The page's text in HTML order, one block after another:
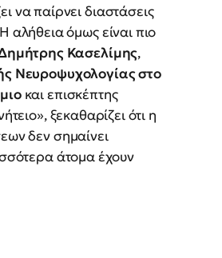
να παίρνει διαστάσεις
αλήθεια όμως είναι πιο
Κασελίμης,
Νευροψυχολογίας στο
και επισκέπτης
ξεκαθαρίζει ότι η
δεν σημαίνει
άτομα έχουν